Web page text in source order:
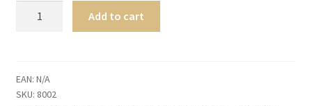
MAILLOT
DE
Add to cart
EAN: N/A
SKU: 8002